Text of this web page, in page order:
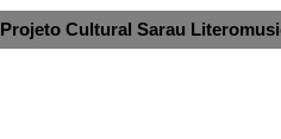
Projeto Cultural Sarau